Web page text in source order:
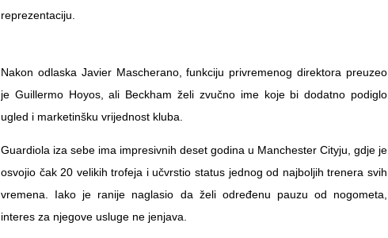
reprezentaciju.
Nakon odlaska Javier Mascherano, funkciju privremenog direktora preuzeo
je Guillermo Hoyos, ali Beckham želi zvučno ime koje bi dodatno podiglo
ugled i marketinšku vrijednost kluba.
Guardiola iza sebe ima impresivnih deset godina u Manchester Cityju, gdje je
osvojio čak 20 velikih trofeja i učvrstio status jednog od najboljih trenera svih
vremena. Iako je ranije naglasio da želi određenu pauzu od nogometa,
interes za njegove usluge ne jenjava.